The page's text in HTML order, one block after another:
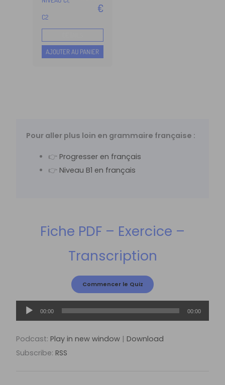
4.98
sur 5
sur
notation
s client
C2
€
AJOUTER AU PANIER
Pour aller plus loin en grammaire française :
👉 Progresser en français
👉 Niveau B1 en français
Fiche PDF – Exercice –
Transcription
Lecteur
audio
00:00 00:00
Podcast:Play in new window |Download
Subscribe:RSS